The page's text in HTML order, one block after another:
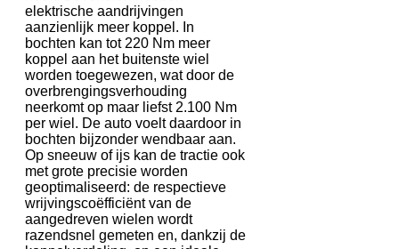
elektrische aandrijvingen
aanzienlijk meer koppel. In
bochten kan tot 220 Nm meer
koppel aan het buitenste wiel
worden toegewezen, wat door de
overbrengingsverhouding
neerkomt op maar liefst 2.100 Nm
per wiel. De auto voelt daardoor in
bochten bijzonder wendbaar aan.
Op sneeuw of ijs kan de tractie ook
met grote precisie worden
geoptimaliseerd: de respectieve
wrijvingscoëfficiënt van de
aangedreven wielen wordt
razendsnel gemeten en, dankzij de